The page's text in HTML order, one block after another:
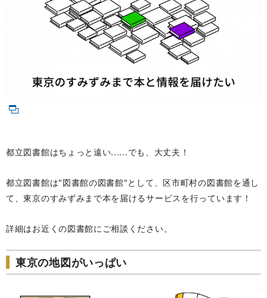
都立図書館はちょっと遠い......でも、大丈夫！
都立図書館は"図書館の図書館"として、区市町村の図書館を通し
て、東京のすみずみまで本を届けるサービスを行っています！
詳細はお近くの図書館にご相談ください。
東京の地図がいっぱい